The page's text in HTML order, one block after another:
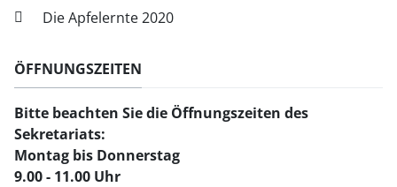
Die Apfelernte 2020
ÖFFNUNGSZEITEN
Bitte beachten Siedie Öffnungszeiten des
Sekretariats:
Montag bis Donnerstag
9.00 - 11.00 Uhr